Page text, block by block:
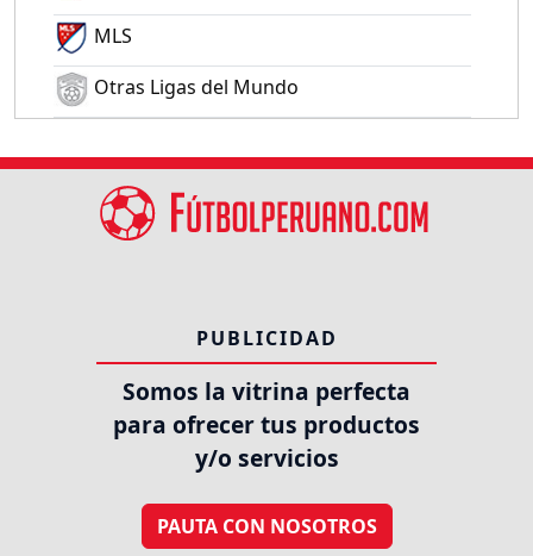
MLS
Otras Ligas del Mundo
PUBLICIDAD
Somos la vitrina perfecta
para ofrecer tus productos
y/o servicios
PAUTA CON NOSOTROS